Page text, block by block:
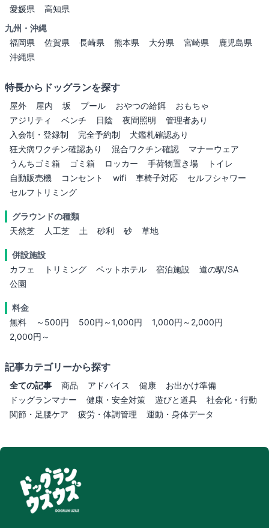
愛媛県
高知県
九州・沖縄
福岡県
佐賀県 長崎県 熊本県 大分県 宮崎県
鹿児島県
沖縄県
特長からドッグランを探す
屋外 屋内 坂 プール おやつの給餌
おもちゃ
アジリティ
ベンチ 日陰 夜間照明
管理者あり
入会制・登録制
完全予約制
犬鑑札確認あり
狂犬病ワクチン確認あり
混合ワクチン確認
マナーウェア
うんちゴミ箱
ゴミ箱 ロッカー 手荷物置き場
トイレ
自動販売機
コンセント wifi 車椅子対応
セルフシャワー
セルフトリミング
グラウンドの種類
天然芝
人工芝 土 砂利 砂 草地
併設施設
カフェ
トリミング ペットホテル 宿泊施設
道の駅/SA
公園
料金
無料
～500円 500円～1,000円
1,000円～2,000円
2,000円～
記事カテゴリーから探す
全ての記事 商品 アドバイス 健康
お出かけ準備
ドッグランマナー
健康・安全対策 遊びと道具
社会化・行動
関節・足腰ケア
疲労・体調管理 運動・身体データ